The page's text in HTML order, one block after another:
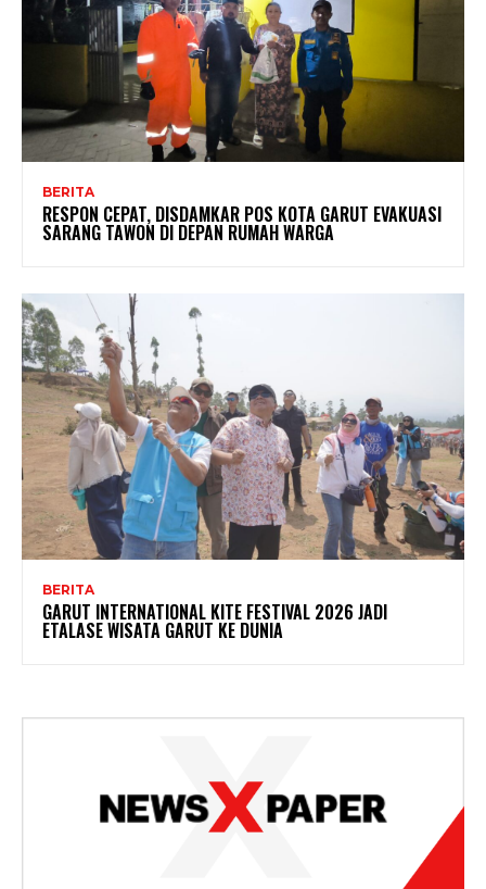
BERITA
RESPON CEPAT, DISDAMKAR POS KOTA GARUT EVAKUASI
SARANG TAWON DI DEPAN RUMAH WARGA
BERITA
GARUT INTERNATIONAL KITE FESTIVAL 2026 JADI
ETALASE WISATA GARUT KE DUNIA